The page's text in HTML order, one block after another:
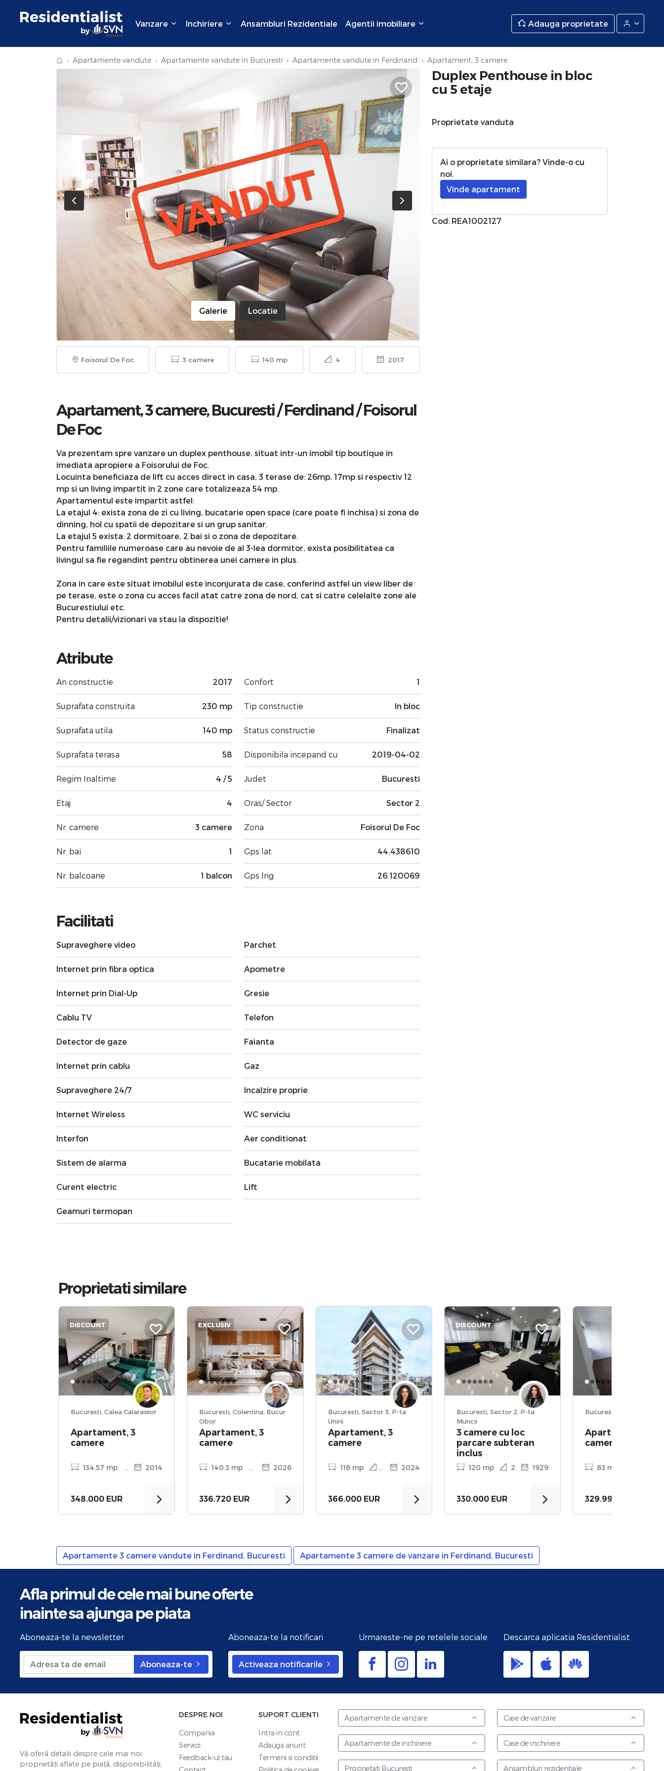
Vanzare Inchiriere Ansambluri Rezidentiale Agentii imobiliare Adauga proprietate
⌂ Apartamente vandute Apartamente vandute in Bucuresti Apartamente vandute in Ferdinand Apartament, 3 camere
VANDUT
Galerie Locatie
Foisorul De Foc 3 camere 140 mp 4 2017
Apartament, 3 camere,Bucuresti/Ferdinand/Foisorul
De Foc
Va prezentam spre vanzare un duplex penthouse, situat intr-un imobil tip boutique in
imediata apropiere a Foisorului de Foc.
Locuinta beneficiaza de lift cu acces direct in casa, 3 terase de: 26mp, 17mp si respectiv 12
mp si un living impartit in 2 zone care totalizeaza 54 mp.
Apartamentul este impartit astfel:
La etajul 4: exista zona de zi cu living, bucatarie open space (care poate fi inchisa) si zona de
dinning, hol cu spatii de depozitare si un grup sanitar.
La etajul 5 exista: 2 dormitoare, 2 bai si o zona de depozitare.
Pentru familiile numeroase care au nevoie de al 3-lea dormitor, exista posibilitatea ca
livingul sa fie regandint pentru obtinerea unei camere in plus.
Zona in care este situat imobilul este inconjurata de case, conferind astfel un view liber de
pe terase, este o zona cu acces facil atat catre zona de nord, cat si catre celelalte zone ale
Bucurestiului etc.
Pentru detalii/vizionari va stau la dispozitie!
Atribute
An constructie 2017
Suprafata construita 230 mp
Suprafata utila 140 mp
Suprafata terasa 58
Regim Inaltime 4 / 5
Etaj 4
Nr. camere 3 camere
Nr. bai 1
Nr. balcoane 1 balcon
Confort 1
Tip constructie In bloc
Status constructie Finalizat
Disponibila incepand cu 2019-04-02
Judet Bucuresti
Oras/ Sector Sector 2
Zona Foisorul De Foc
Gps lat 44.438610
Gps lng 26.120069
Facilitati
Supraveghere video
Internet prin fibra optica
Internet prin Dial-Up
Cablu TV
Detector de gaze
Internet prin cablu
Supraveghere 24/7
Internet Wireless
Interfon
Sistem de alarma
Curent electric
Geamuri termopan
Parchet
Apometre
Gresie
Telefon
Faianta
Gaz
Incalzire proprie
WC serviciu
Aer conditionat
Bucatarie mobilata
Lift
Duplex Penthouse in bloc
cu 5 etaje
Proprietate vanduta
Ai o proprietate similara? Vinde-o cu
noi.
Vinde apartament
Cod: REA1002127
Proprietati similare
DISCOUNT
Bucuresti, Calea Calarasilor
Apartament, 3
camere
134.57 mp 3 2014
348.000 EUR
EXCLUSIV
Bucuresti, Colentina, Bucur
Obor
Apartament, 3
camere
140.3 mp 10 2026
336.720 EUR
Bucuresti, Sector 3, P-ta
Unirii
Apartament, 3
camere
116 mp 6 2024
366.000 EUR
DISCOUNT
Bucuresti, Sector 2, P-ta
Muncii
3 camere cu loc
parcare subteran
inclus
120 mp 2 1929
330.000 EUR
Bucuresti, Dacia, Polona
Apartament, 3
camere
83 mp
329.999 EUR
Apartamente 3 camere vandute in Ferdinand, Bucuresti Apartamente 3 camere de vanzare in Ferdinand, Bucuresti
Afla primul de cele mai bune oferte
inainte sa ajunga pe piata
Aboneaza-te la newsletter
Aboneaza-te
Aboneaza-te la notificari
Activeaza notificarile
Urmareste-ne pe retelele sociale Descarca aplicatia Residentialist
Vă oferă detalii despre cele mai noi
proprietăți aflate pe piață, disponibilități,
DESPRE NOI
Compania
Servicii
Feedback-ul tau
SUPORT CLIENTI
Intra in cont
Adauga anunt
Termeni si conditii
Apartamente de vanzare
Apartamente de inchiriere
Proprietati Bucuresti
Case de vanzare
Case de inchiriere
Ansambluri rezidentiale